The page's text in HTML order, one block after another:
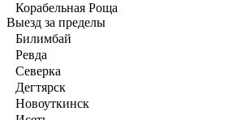
Корабельная Роща
Выезд за пределы
Билимбай
Ревда
Северка
Дегтярск
Новоуткинск